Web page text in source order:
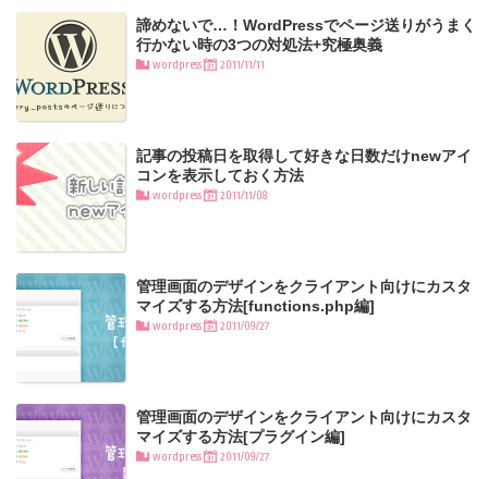
諦めないで…！WordPressでページ送りがうまく
行かない時の3つの対処法+究極奥義
wordpress 2011/11/11
記事の投稿日を取得して好きな日数だけnewアイ
コンを表示しておく方法
wordpress 2011/11/08
管理画面のデザインをクライアント向けにカスタ
マイズする方法[functions.php編]
wordpress 2011/09/27
管理画面のデザインをクライアント向けにカスタ
マイズする方法[プラグイン編]
wordpress 2011/09/27